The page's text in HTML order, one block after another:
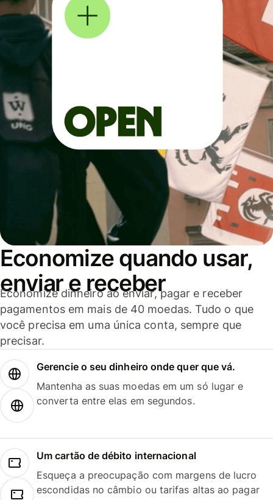
Economize quando usar,
enviar e receber
Economize dinheiro ao enviar, pagar e receber
pagamentos em mais de 40 moedas. Tudo o que
você precisa em uma única conta, sempre que
precisar.
Gerencie o seu dinheiro onde quer que vá.
Mantenha as suas moedas em um só lugar e
converta entre elas em segundos.
Um cartão de débito internacional
Esqueça a preocupação com margens de lucro
escondidas no câmbio ou tarifas altas ao pagar